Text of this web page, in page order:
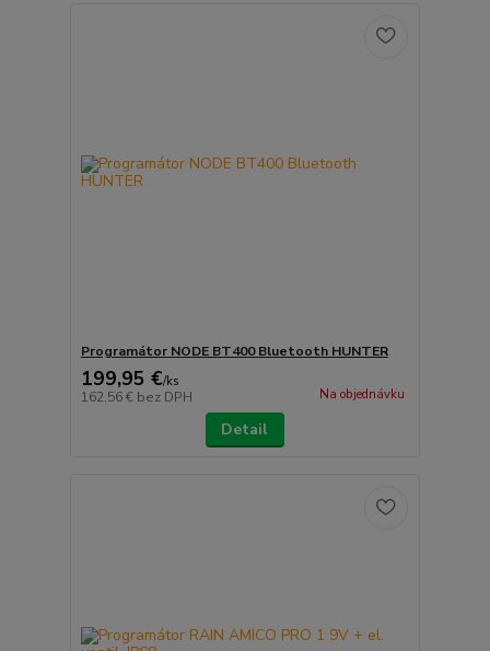
Programátor NODE BT400 Bluetooth HUNTER
199,95 €/ks
162,56 € bez DPH Na objednávku
Detail